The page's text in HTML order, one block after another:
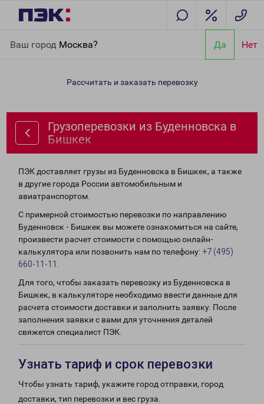
Ваш город Москва? Да Нет
Бишкек
Рассчитать и заказать перевозку
Грузоперевозки из Буденновска в
Бишкек
ПЭК доставляет грузы из Буденновска в Бишкек, а также
в другие города России автомобильным и
авиатранспортом.
С примерной стоимостью перевозки по направлению
Буденновск - Бишкек вы можете ознакомиться на сайте,
произвести расчет стоимости с помощью онлайн-
калькулятора или позвонить нам по телефону: +7 (495)
660-11-11
Для того, чтобы заказать перевозку из Буденновска в
Бишкек, в калькуляторе необходимо ввести данные для
расчета стоимости доставки и заполнить заявку. После
заполнения заявки с вами для уточнения деталей
свяжется специалист ПЭК.
Узнать тариф и срок перевозки
Чтобы узнать тариф, укажите город отправки, город
доставки, тип перевозки и вес груза.